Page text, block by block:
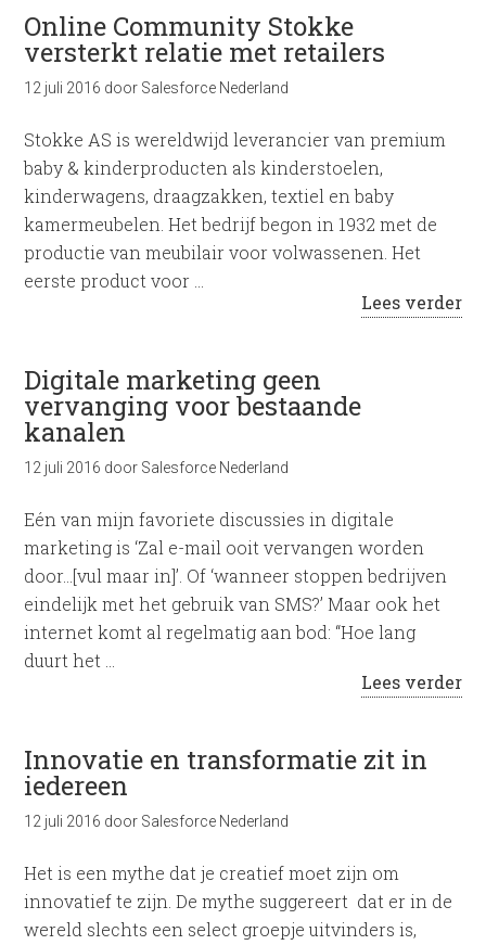
Online Community Stokke
versterkt relatie met retailers
12 juli 2016 door Salesforce Nederland
Stokke AS is wereldwijd leverancier van premium
baby & kinderproducten als kinderstoelen,
kinderwagens, draagzakken, textiel en baby
kamermeubelen. Het bedrijf begon in 1932 met de
productie van meubilair voor volwassenen. Het
eerste product voor …
Lees verder
Digitale marketing geen
vervanging voor bestaande
kanalen
12 juli 2016 door Salesforce Nederland
Eén van mijn favoriete discussies in digitale
marketing is ‘Zal e-mail ooit vervangen worden
door…[vul maar in]’. Of ‘wanneer stoppen bedrijven
eindelijk met het gebruik van SMS?’ Maar ook het
internet komt al regelmatig aan bod: “Hoe lang
duurt het …
Lees verder
Innovatie en transformatie zit in
iedereen
12 juli 2016 door Salesforce Nederland
Het is een mythe dat je creatief moet zijn om
innovatief te zijn. De mythe suggereert dat er in de
wereld slechts een select groepje uitvinders is,